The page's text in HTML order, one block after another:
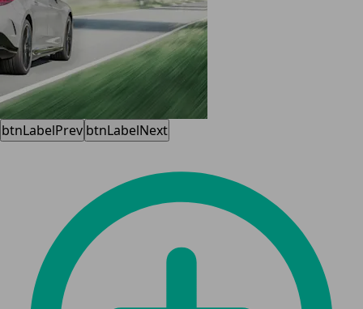
btnLabelPrev btnLabelNext